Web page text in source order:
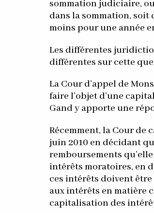
sommation judiciaire,
dans la sommation, soit
moins pour une année
Les différentes
différentes sur cette
La Cour d’appel de
faire l’objet d’une
Gand y apporte une
Récemment, la Cour de
juin 2010 en décidant
remboursements
intérêts moratoires, en
ces intérêts doivent
aux intérêts en matière
capitalisation des